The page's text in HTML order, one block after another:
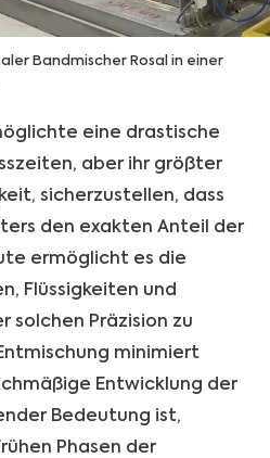
Bandmischer Rosal in einer
eine drastische
aber ihr größter
sicherzustellen, dass
den exakten Anteil der
ermöglicht es die
Flüssigkeiten und
solchen Präzision zu
minimiert
Entwicklung der
Bedeutung ist,
Phasen der